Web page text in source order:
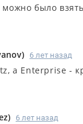
было
) 6 лет назад
a Enterprise -
) 6 лет назад